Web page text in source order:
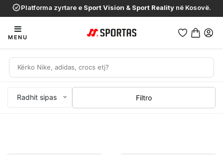
Platforma zyrtare e Sport Vision & Sport Reality në Kosovë.
MENU
Radhit sipas Filtro